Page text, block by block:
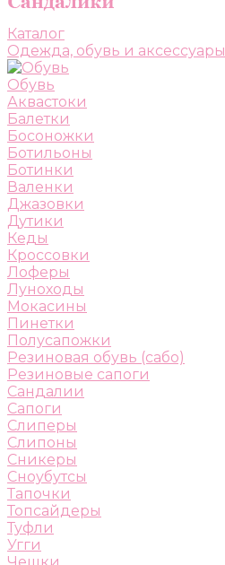
Каталог
Одежда, обувь и аксессуары
Обувь
Аквастоки
Балетки
Босоножки
Ботильоны
Ботинки
Валенки
Джазовки
Дутики
Кеды
Кроссовки
Лоферы
Луноходы
Мокасины
Пинетки
Полусапожки
Резиновая обувь (сабо)
Резиновые сапоги
Сандалии
Сапоги
Слиперы
Слипоны
Сникеры
Сноубутсы
Тапочки
Топсайдеры
Туфли
Угги